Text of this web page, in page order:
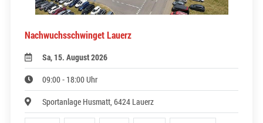
Nachwuchsschwinget Lauerz
Sa, 15. August 2026
09:00 - 18:00 Uhr
Sportanlage Husmatt, 6424 Lauerz